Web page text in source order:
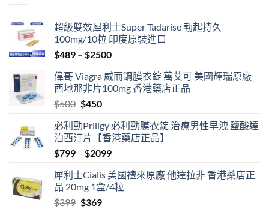
超級雙效犀利士Super Tadarise 勃起持久
100mg/10粒 印度原裝進口
$489 – $2500Price
$489
through
偉哥 Viagra 威而鋼膜衣錠 萬艾可 美國輝瑞原廠
西地那非片100mg 香港藥店正品
$500 Original
was:
$500.
$450Current
is:
$450.
必利勁Priligy 必利勁膜衣錠 治療男性早洩 鹽酸達
泊西汀片【香港藥店正品】
$799 – $2099Price
$799
through
犀利士Cialis 美國禮來原廠 他達拉非 香港藥店正
品 20mg 1盒/4粒
$399 Original
$369Current